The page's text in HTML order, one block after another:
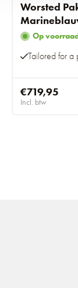
Worsted
Birdseye
Op
Tailored for a
€719,95
Incl. btw